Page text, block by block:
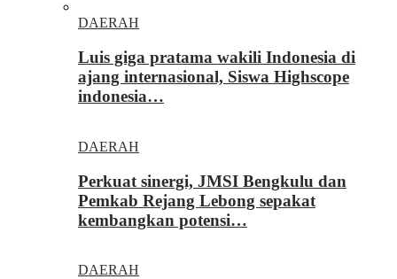
DAERAH
Luis giga pratama wakili Indonesia di
ajang internasional, Siswa Highscope
indonesia…
DAERAH
Perkuat sinergi, JMSI Bengkulu dan
Pemkab Rejang Lebong sepakat
kembangkan potensi…
DAERAH